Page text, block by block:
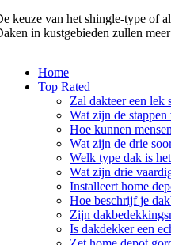
keuze van het shingle-type of
in kustgebieden zullen
Home
Top Rated
Zal dakteer een lek
Wat zijn de
Hoe kunnen
Wat zijn de drie
Welk type dak is
Wat zijn drie
Installeert home
Hoe beschrijf je
Zijn
Is dakdekker een